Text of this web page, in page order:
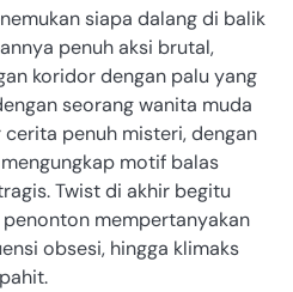
siapa dalang di balik
penuh aksi brutal,
koridor dengan palu yang
seorang wanita muda
penuh misteri, dengan
motif balas
Twist di akhir begitu
mempertanyakan
obsesi, hingga klimaks